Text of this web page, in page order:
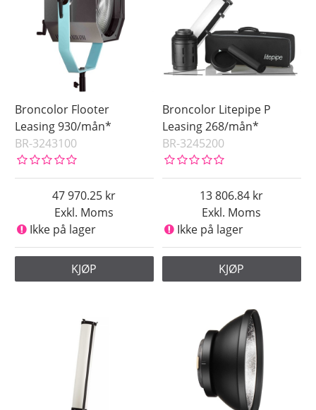
Pris
Broncolor Flooter
Leasing 930/mån*
BR-3243100
Exkl. Moms
47 970.25
Ikke på lager
KJØP
Broncolor Litepipe P
Leasing 268/mån*
BR-3245200
Exkl. Moms
13 806.84
Ikke på lager
KJØP